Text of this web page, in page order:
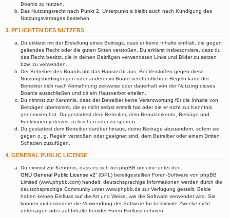
Boards zu nutzen.
Das Nutzungsrecht nach Punkt 2, Unterpunkt a bleibt auch nach Kündigung des
Nutzungsvertrages bestehen.
3. PFLICHTEN DES NUTZERS
Du erklärst mit der Erstellung eines Beitrags, dass er keine Inhalte enthält, die gegen
geltendes Recht oder die guten Sitten verstoßen. Du erklärst insbesondere, dass du
das Recht besitzt, die in deinen Beiträgen verwendeten Links und Bilder zu setzen
bzw. zu verwenden.
Der Betreiber des Boards übt das Hausrecht aus. Bei Verstößen gegen diese
Nutzungsbedingungen oder anderer im Board veröffentlichten Regeln kann der
Betreiber dich nach Abmahnung zeitweise oder dauerhaft von der Nutzung dieses
Boards ausschließen und dir ein Hausverbot erteilen.
Du nimmst zur Kenntnis, dass der Betreiber keine Verantwortung für die Inhalte von
Beiträgen übernimmt, die er nicht selbst erstellt hat oder die er nicht zur Kenntnis
genommen hat. Du gestattest dem Betreiber, dein Benutzerkonto, Beiträge und
Funktionen jederzeit zu löschen oder zu sperren.
Du gestattest dem Betreiber darüber hinaus, deine Beiträge abzuändern, sofern sie
gegen o. g. Regeln verstoßen oder geeignet sind, dem Betreiber oder einem Dritten
Schaden zuzufügen.
4. GENERAL PUBLIC LICENSE
Du nimmst zur Kenntnis, dass es sich bei phpBB um eine unter der „
GNU General Public License v2“ (GPL) bereitgestellten Foren-Software von phpBB
Limited (www.phpbb.com) handelt; deutschsprachige Informationen werden durch die
deutschsprachige Community unter www.phpbb.de zur Verfügung gestellt. Beide
haben keinen Einfluss auf die Art und Weise, wie die Software verwendet wird. Sie
können insbesondere die Verwendung der Software für bestimmte Zwecke nicht
untersagen oder auf Inhalte fremder Foren Einfluss nehmen.